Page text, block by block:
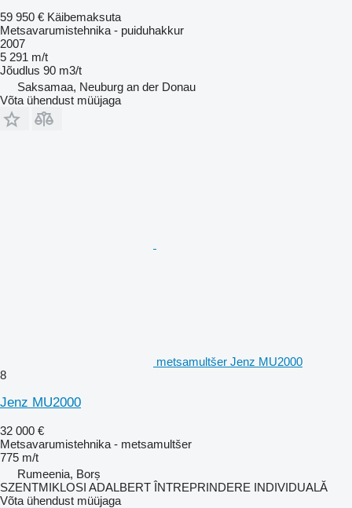
59 950 € Käibemaksuta
Metsavarumistehnika - puiduhakkur
2007
5 291 m/t
Jõudlus 90 m3/t
Saksamaa, Neuburg an der Donau
Võta ühendust müüjaga
metsamultšer Jenz MU2000
8
Jenz MU2000
32 000 €
Metsavarumistehnika - metsamultšer
775 m/t
Rumeenia, Borș
SZENTMIKLOSI ADALBERT ÎNTREPRINDERE INDIVIDUALĂ
Võta ühendust müüjaga